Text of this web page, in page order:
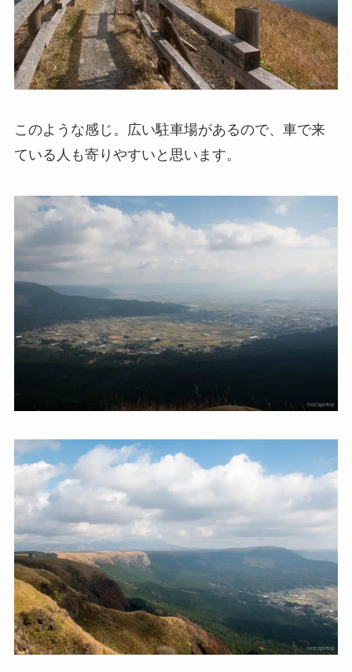
このような感じ。広い駐車場があるので、車で来
ている人も寄りやすいと思います。